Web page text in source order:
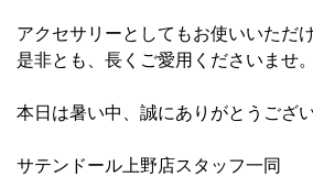
アクセサリーとしてもお使いいただ
是非とも、長くご愛用くださいませ。
本日は暑い中、誠にありがとうござ
サテンドール上野店スタッフ一同